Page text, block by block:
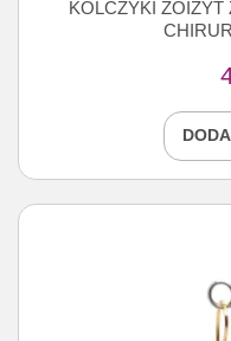
KOLCZYKI ZOIZYT